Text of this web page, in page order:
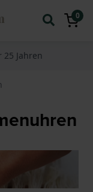
0
Jahren